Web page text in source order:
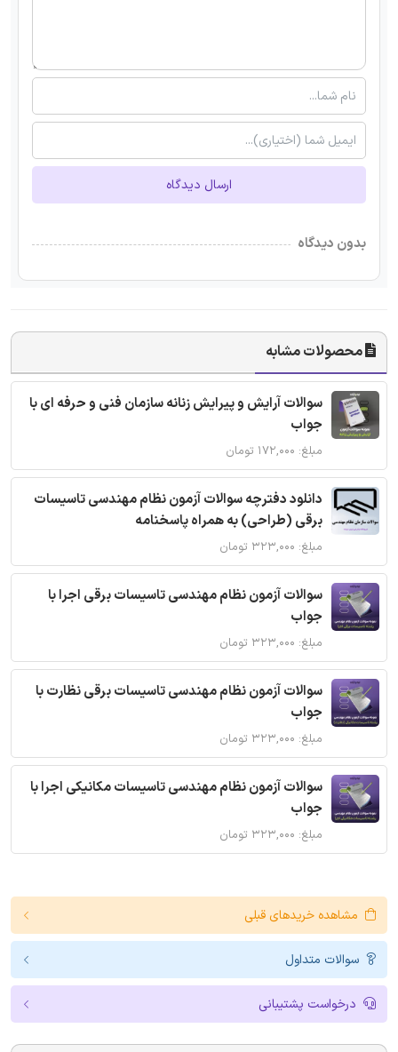
ارسال دیدگاه
بدون دیدگاه
محصولات مشابه
سوالات آرایش و پیرایش زنانه سازمان فنی و حرفه ای با
جواب
مبلغ: ۱۷۲,۰۰۰ تومان
دانلود دفترچه سوالات آزمون نظام مهندسی تاسیسات
برقی (طراحی) به همراه پاسخنامه
مبلغ: ۳۲۳,۰۰۰ تومان
سوالات آزمون نظام مهندسی تاسیسات برقی اجرا با
جواب
مبلغ: ۳۲۳,۰۰۰ تومان
سوالات آزمون نظام مهندسی تاسیسات برقی نظارت با
جواب
مبلغ: ۳۲۳,۰۰۰ تومان
سوالات آزمون نظام مهندسی تاسیسات مکانیکی اجرا با
جواب
مبلغ: ۳۲۳,۰۰۰ تومان
مشاهده خریدهای قبلی
سوالات متداول
درخواست پشتیبانی